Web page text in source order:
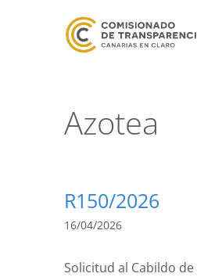
Azotea
R150/2026
16/04/2026
Solicitud al Cabildo